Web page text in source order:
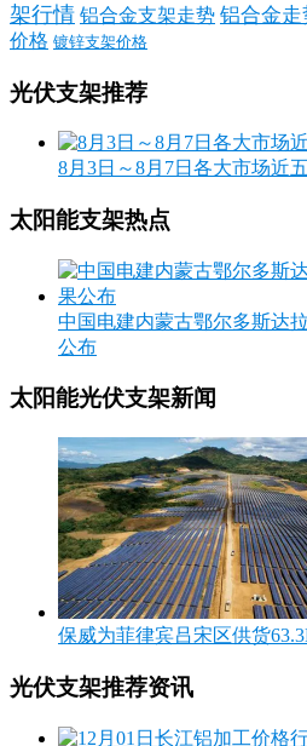
架行情 铝合金支架走势 铝合金走
价格 镀锌支架价格
光伏支架推荐
8月3日～8月7日各大市场近
太阳能支架热点
中国电建内蒙古鄂尔多斯达
公布
太阳能光伏支架新闻
保威为菲律宾吕宋区供货
光伏支架推荐资讯